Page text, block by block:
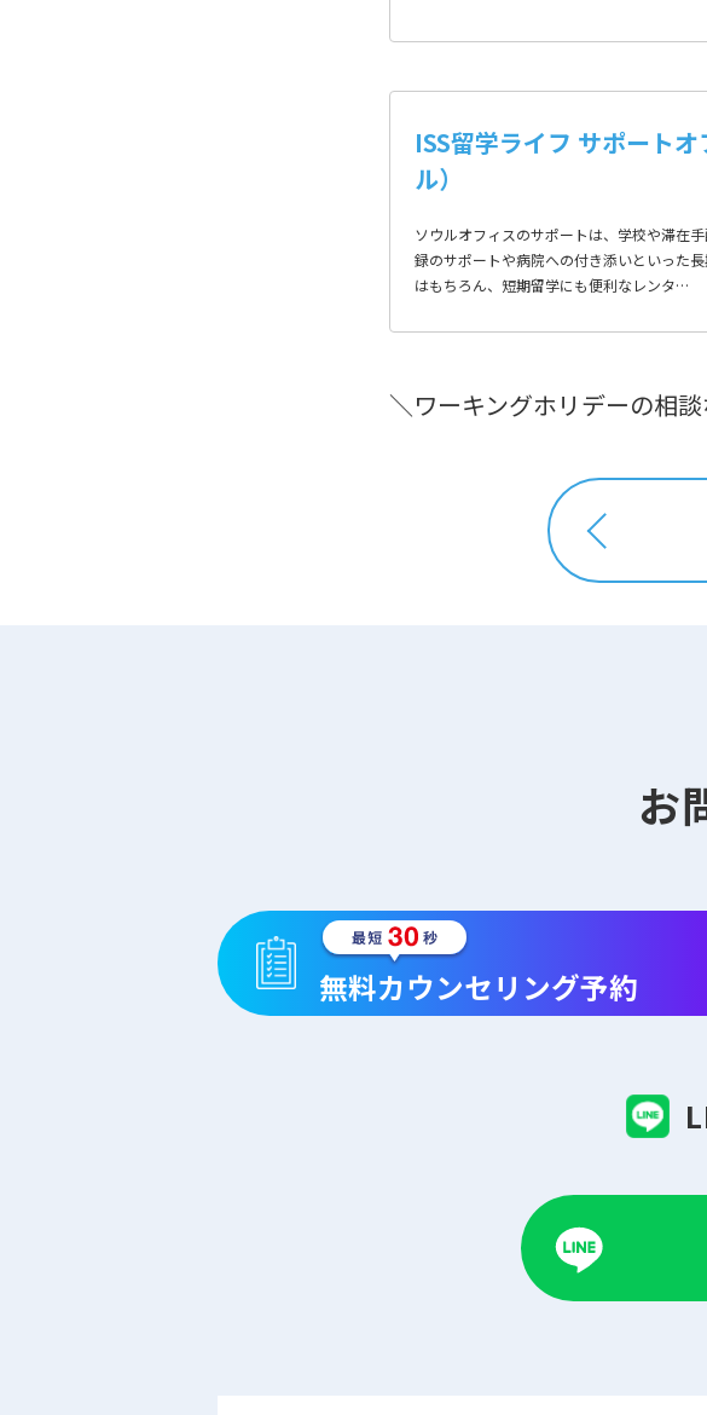
ISS留学ライフ サポート
ル）
ソウルオフィスのサポートは、学校や滞在
録のサポートや病院への付き添いといった
はもちろん、短期留学にも便利なレンタ…
＼ワーキングホリデーの相
お
無料カウンセリング予約